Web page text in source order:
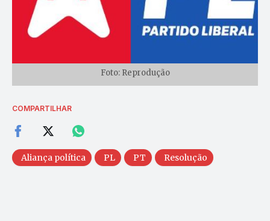
Foto: Reprodução
COMPARTILHAR
Aliança política PL PT Resolução